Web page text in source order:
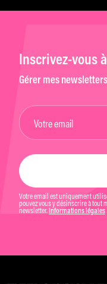
Inscrivez-vous
Gérer mes newsletters
Votre email est uniquement
pouvez vous y désinscrire à tout
newsletter. Informations légales